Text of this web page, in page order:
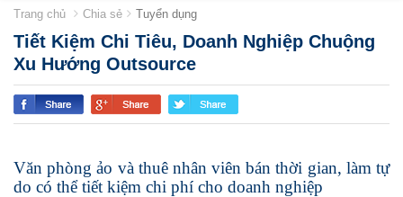
Trang chủ Chia sẻ Tuyển dụng
Tiết Kiệm Chi Tiêu, Doanh Nghiệp Chuộng
Xu Hướng Outsource
Văn phòng ảo và thuê nhân viên bán thời gian, làm tự
do có thể tiết kiệm chi phí cho doanh nghiệp